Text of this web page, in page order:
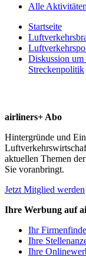
Alle Aktivitäten
Startseite
Diskussion
Streckenpolitik
airliners+ Abo
Hintergründe und
aktuellen Themen
Sie voranbringt.
Jetzt Mitglied werden
Ihre Werbung auf
Ihr
Ihre
Ihre